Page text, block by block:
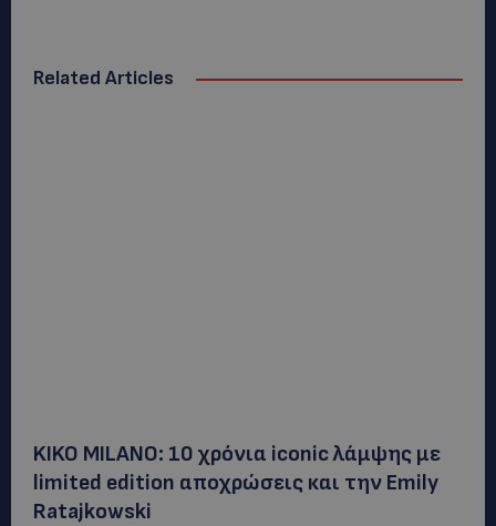
Related Articles
KIKO MILANO: 10 χρόνια iconic λάμψης με
limited edition αποχρώσεις και την Emily
Ratajkowski